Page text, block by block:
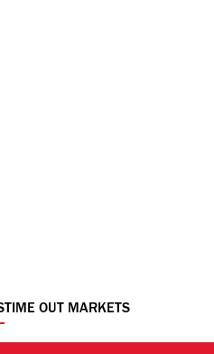
TIME OUT MARKETS